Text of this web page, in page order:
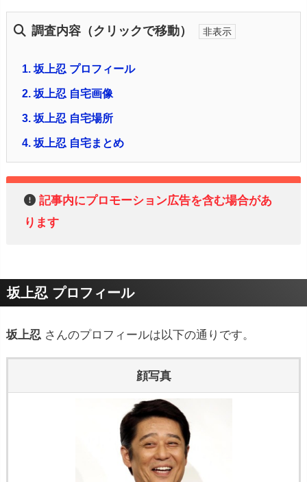
調査内容（クリックで移動）
1. 坂上忍 プロフィール
2. 坂上忍 自宅画像
3. 坂上忍 自宅場所
4. 坂上忍 自宅まとめ
記事内にプロモーション広告を含む場合があ
ります
坂上忍 プロフィール
坂上忍 さんのプロフィールは以下の通りです。
顔写真